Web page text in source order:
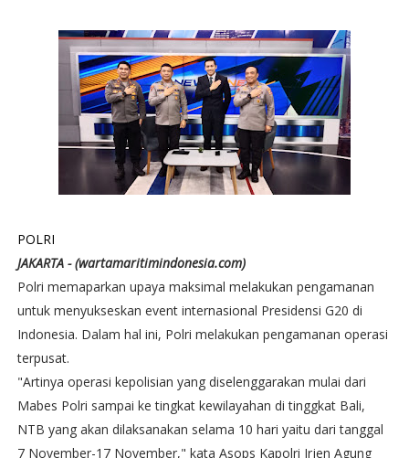
POLRI
JAKARTA - (wartamaritimindonesia.com)
Polri memaparkan upaya maksimal melakukan pengamanan
untuk menyukseskan event internasional Presidensi G20 di
Indonesia. Dalam hal ini, Polri melakukan pengamanan operasi
terpusat.
"Artinya operasi kepolisian yang diselenggarakan mulai dari
Mabes Polri sampai ke tingkat kewilayahan di tinggkat Bali,
NTB yang akan dilaksanakan selama 10 hari yaitu dari tanggal
7 November-17 November," kata Asops Kapolri Irjen Agung